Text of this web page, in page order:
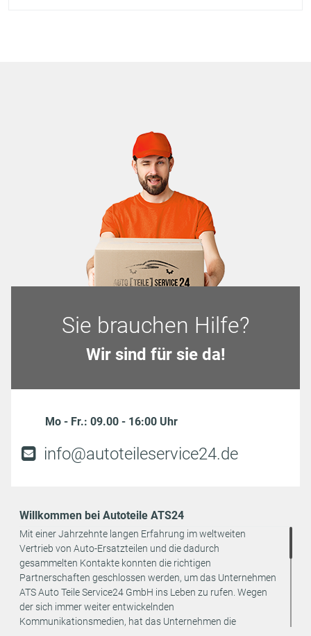
Sie brauchen Hilfe?
Wir sind für sie da!
Mo - Fr.: 09.00 - 16:00 Uhr
info@autoteileservice24.de
Willkommen bei Autoteile ATS24
Mit einer Jahrzehnte langen Erfahrung im weltweiten
Vertrieb von Auto-Ersatzteilen und die dadurch
gesammelten Kontakte konnten die richtigen
Partnerschaften geschlossen werden, um das Unternehmen
ATS Auto Teile Service24 GmbH ins Leben zu rufen. Wegen
der sich immer weiter entwickelnden
Kommunikationsmedien, hat das Unternehmen die